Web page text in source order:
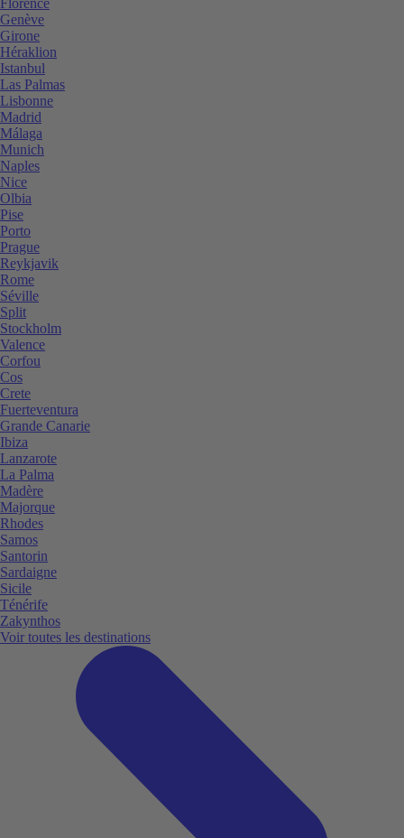
Genève
Girone
Héraklion
Istanbul
Las Palmas
Lisbonne
Madrid
Málaga
Munich
Naples
Nice
Olbia
Pise
Porto
Prague
Reykjavik
Rome
Séville
Split
Stockholm
Valence
Corfou
Cos
Crete
Fuerteventura
Grande Canarie
Ibiza
Lanzarote
La Palma
Madère
Majorque
Rhodes
Samos
Santorin
Sardaigne
Sicile
Ténérife
Zakynthos
Voir toutes les destinations